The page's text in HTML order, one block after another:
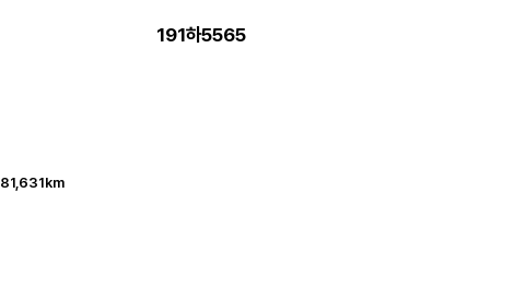
191하5565
81,631km